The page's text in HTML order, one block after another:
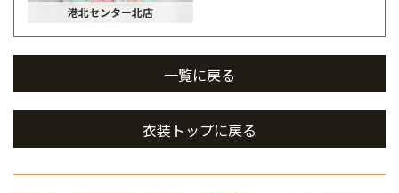
港北センター北店
一覧に戻る
衣装トップに戻る